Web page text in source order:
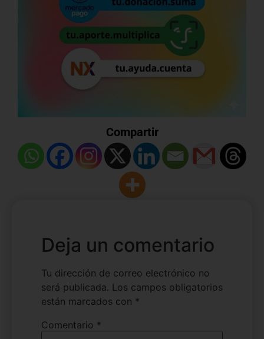
Compartir
Deja un comentario
Tu dirección de correo electrónico no
será publicada. Los campos obligatorios
están marcados con *
Comentario *